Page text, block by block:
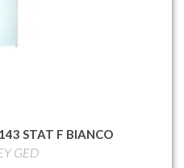
STAT F BIANCO
GED